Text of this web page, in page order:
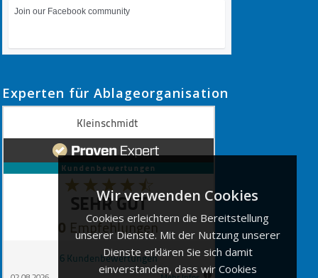
Join our Facebook community
Experten für Ablageorganisation
Wir verwenden Cookies
Cookies erleichtern die Bereitstellung
unserer Dienste. Mit der Nutzung unserer
Dienste erklären Sie sich damit
einverstanden, dass wir Cookies